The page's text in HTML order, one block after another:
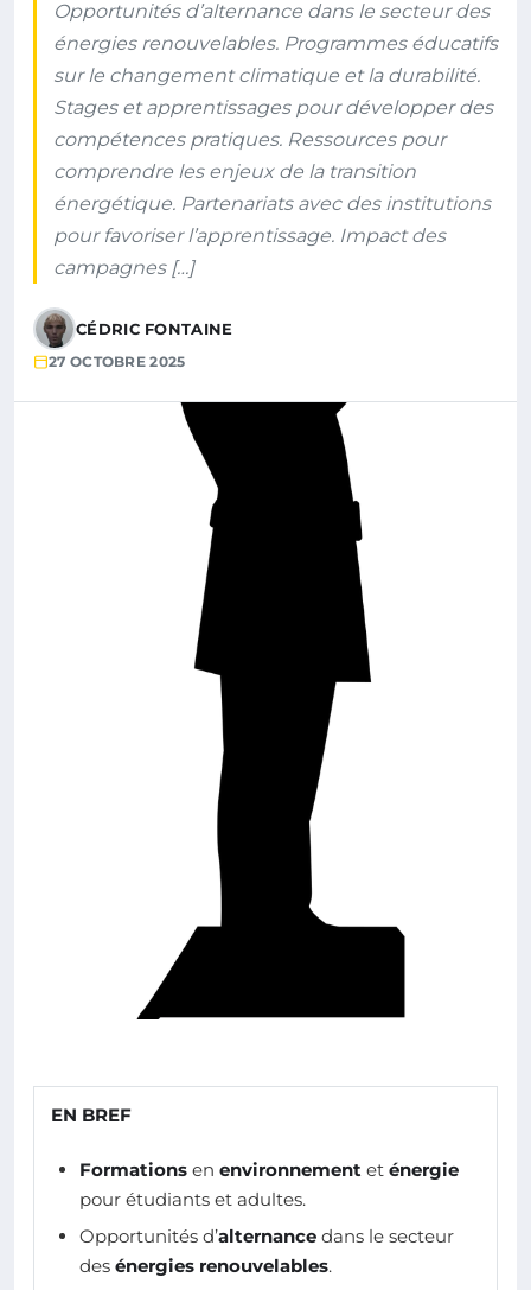
Opportunités d’alternance dans le secteur des
énergies renouvelables. Programmes éducatifs
sur le changement climatique et la durabilité.
Stages et apprentissages pour développer des
compétences pratiques. Ressources pour
comprendre les enjeux de la transition
énergétique. Partenariats avec des institutions
pour favoriser l’apprentissage. Impact des
campagnes […]
CÉDRIC FONTAINE
27 OCTOBRE 2025
EN BREF
Formations en environnement et énergie
pour étudiants et adultes.
Opportunités d’alternance dans le secteur
des énergies renouvelables.